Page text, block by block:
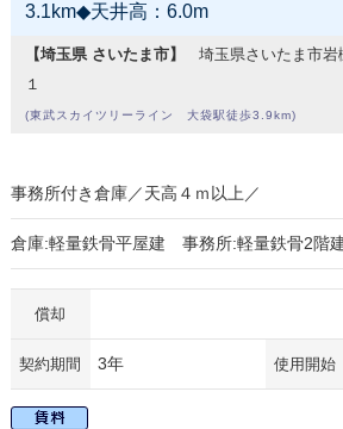
3.1km◆天井高：6.0m
【埼玉県 さいたま市】
埼玉県さいたま市岩
１
(東武スカイツリーライン 大袋駅徒歩3.9km)
事務所付き倉庫／天高４ｍ以上／
倉庫:軽量鉄骨平屋建 事務所:軽量鉄骨2階
償却
契約期間 3年 使用開始